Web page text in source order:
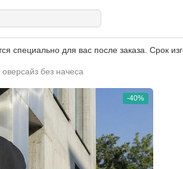
специально для вас после заказа. Срок
без начеса
-40%